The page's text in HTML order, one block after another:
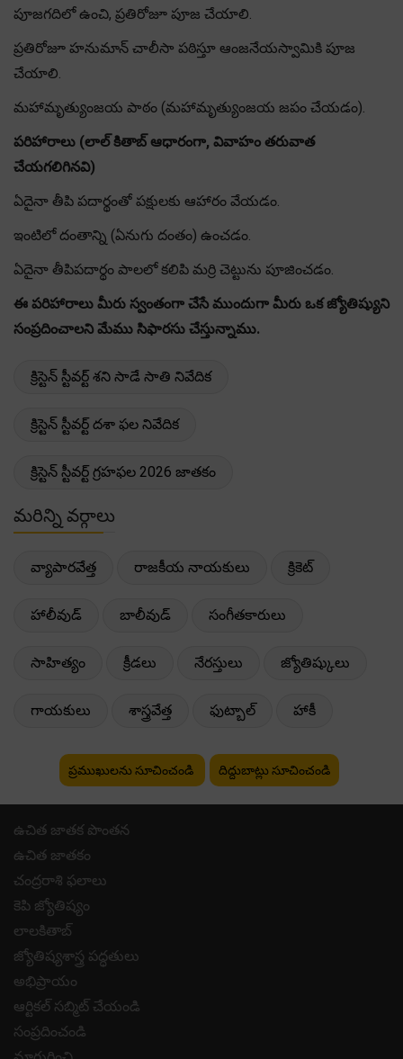
పూజగదిలో ఉంచి, ప్రతిరోజూ పూజ చేయాలి.
ప్రతిరోజూ హనుమాన్ చాలీసా పఠిస్తూ ఆంజనేయస్వామికి పూజ
చేయాలి.
మహామృత్యుంజయ పాఠం (మహామృత్యుంజయ జపం చేయడం).
పరిహారాలు (లాల్ కితాబ్ ఆధారంగా, వివాహం తరువాత
చేయగలిగినవి)
ఏదైనా తీపి పదార్థంతో పక్షులకు ఆహారం వేయడం.
ఇంటిలో దంతాన్ని (ఏనుగు దంతం) ఉంచడం.
ఏదైనా తీపిపదార్థం పాలలో కలిపి మర్రి చెట్టును పూజించడం.
ఈ పరిహారాలు మీరు స్వంతంగా చేసే ముందుగా మీరు ఒక జ్యోతిష్యుని
సంప్రదించాలని మేము సిఫారసు చేస్తున్నాము.
క్రిస్టెన్ స్టీవర్ట్ శని సాడే సాతి నివేదిక
క్రిస్టెన్ స్టీవర్ట్ దశా ఫల నివేదిక
క్రిస్టెన్ స్టీవర్ట్ గ్రహఫల 2026 జాతకం
మరిన్ని వర్గాలు
వ్యాపారవేత్త రాజకీయ నాయకులు క్రికెట్
హాలీవుడ్ బాలీవుడ్ సంగీతకారులు
సాహిత్యం క్రీడలు నేరస్తులు జ్యోతిష్కులు
గాయకులు శాస్త్రవేత్త ఫుట్బాల్ హాకీ
ప్రముఖులను సూచించండి దిద్దుబాట్లు సూచించండి
ఉచిత జాతక పొంతన
ఉచిత జాతకం
చంద్రరాశి ఫలాలు
కెపి జ్యోతిష్యం
లాలకితాబ్
జ్యోతిష్యశాస్త్ర పద్ధతులు
అభిప్రాయం
ఆర్టికల్ సబ్మిట్ చేయండి
సంప్రదించండి